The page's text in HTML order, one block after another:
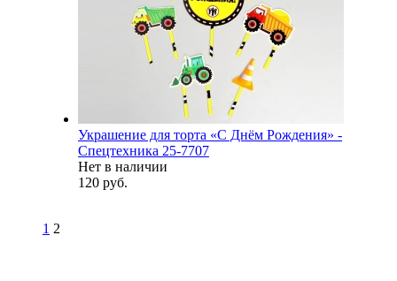
Украшение для торта «С Днём Рождения» -
Спецтехника 25-7707
Нет в наличии
120 руб.
1 2